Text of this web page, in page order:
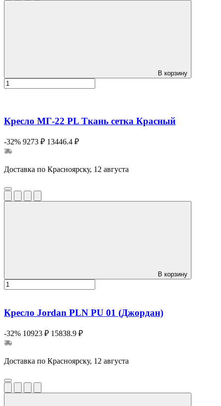
В корзину
Кресло МГ-22 PL Ткань сетка Красный
-32% 9273 ₽ 13446.4 ₽
Доставка по Красноярску, 12 августа
В корзину
Кресло Jordan PLN PU 01 (Джордан)
-32% 10923 ₽ 15838.9 ₽
Доставка по Красноярску, 12 августа